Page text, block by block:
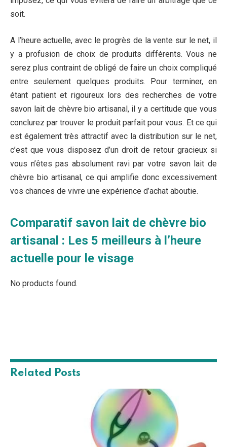
soit.
A l’heure actuelle, avec le progrès de la vente sur le net, il
y a profusion de choix de produits différents. Vous ne
serez plus contraint de obligé de faire un choix compliqué
entre seulement quelques produits. Pour terminer, en
étant patient et rigoureux lors des recherches de votre
savon lait de chèvre bio artisanal, il y a certitude que vous
conclurez par trouver le produit parfait pour vous. Et ce qui
est également très attractif avec la distribution sur le net,
c’est que vous disposez d’un droit de retour gracieux si
vous n’êtes pas absolument ravi par votre savon lait de
chèvre bio artisanal, ce qui amplifie donc excessivement
vos chances de vivre une expérience d’achat aboutie.
Comparatif savon lait de chèvre bio
artisanal : Les 5 meilleurs à l’heure
actuelle pour le visage
No products found.
Related Posts